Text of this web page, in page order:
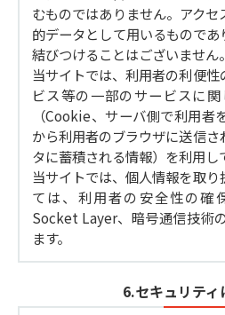
むものではありません。アク
的データとして用いるもので
結びつけることはございません。
当サイトでは、利用者の利便
ビス等の一部のサービスに
（Cookie、サーバ側で利用
から利用者のブラウザに送信
タに蓄積される情報）を利用し
当サイトでは、個人情報を取
ては、利用者の安全性の確
Socket Layer、暗号通信技術
ます。
6.セキュリティ